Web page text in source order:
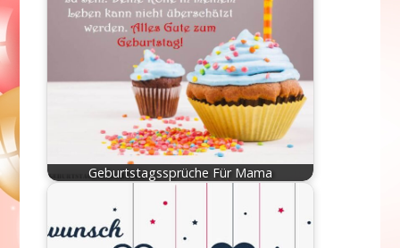
Geburtstagssprüche Für Mama